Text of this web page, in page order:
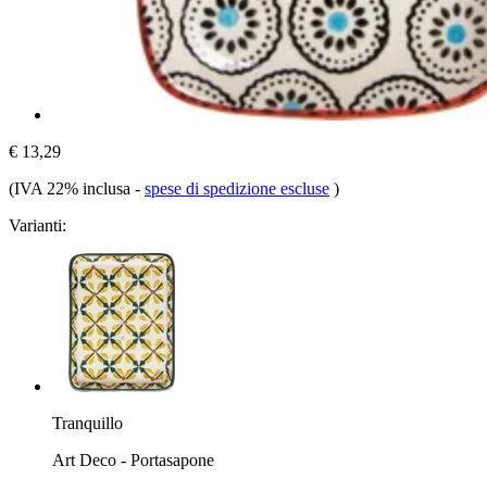
€ 13,29
(IVA 22% inclusa - spese di spedizione escluse )
Varianti:
Tranquillo
Art Deco - Portasapone